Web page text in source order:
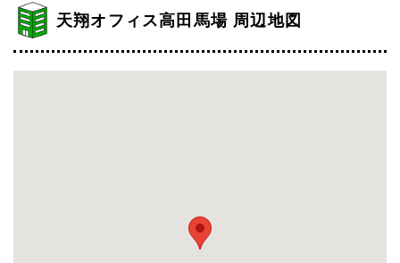
天翔オフィス高田馬場 周辺地図